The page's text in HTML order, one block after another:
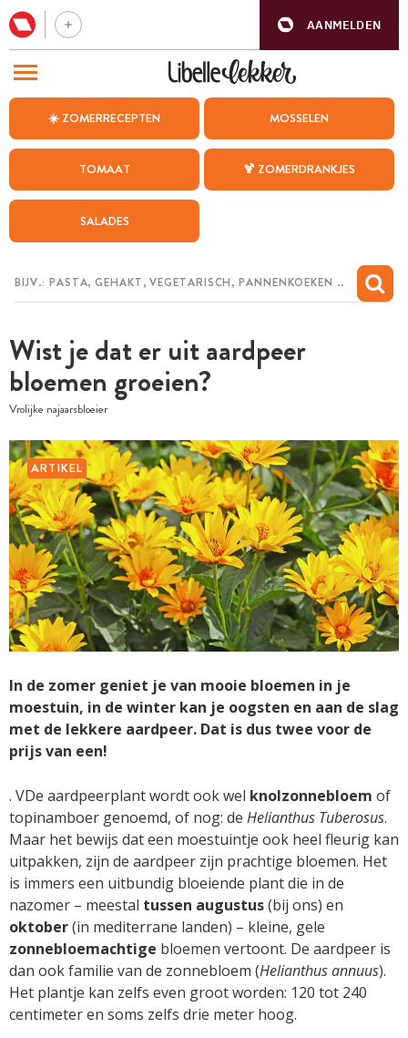
AANMELDEN
☀️ ZOMERRECEPTEN MOSSELEN
TOMAAT 🍹 ZOMERDRANKJES
SALADES
Wist je dat er uit aardpeer
bloemen groeien?
Vrolijke najaarsbloeier
ARTIKEL
In de zomer geniet je van mooie bloemen in je
moestuin, in de winter kan je oogsten en aan de slag
met de lekkere aardpeer. Dat is dus twee voor de
prijs van een!
. VDe aardpeerplant wordt ook wel knolzonnebloem of
topinamboer genoemd, of nog: de Helianthus Tuberosus.
Maar het bewijs dat een moestuintje ook heel fleurig kan
uitpakken, zijn de aardpeer zijn prachtige bloemen. Het
is immers een uitbundig bloeiende plant die in de
nazomer – meestal tussen augustus(bij ons) en
oktober(in mediterrane landen) – kleine, gele
zonnebloemachtige bloemen vertoont. De aardpeer is
dan ook familie van de zonnebloem (Helianthus annuus).
Het plantje kan zelfs even groot worden: 120 tot 240
centimeter en soms zelfs drie meter hoog.
BEZOEK ONZE ANDERE WEBSITES
WEEKMENU
CHAT MET MAIA
MIJN BEWAARDE RECEPTEN